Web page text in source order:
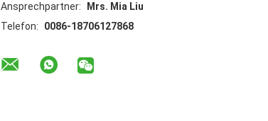
Ansprechpartner:
Mrs. Mia Liu
Telefon:
0086-18706127868